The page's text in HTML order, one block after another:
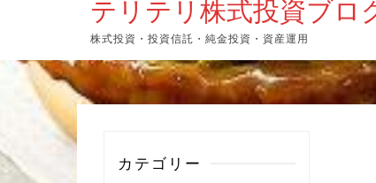
テリテリ株式投資ブ
株式投資・投資信託・純金投資・資産運用
カテゴリー